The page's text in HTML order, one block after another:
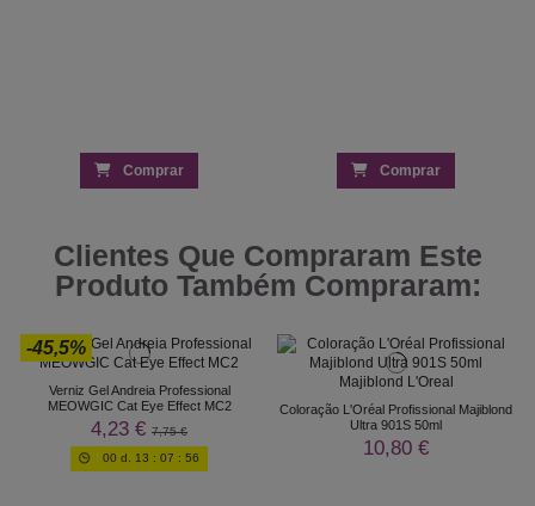
Comprar Comprar
Clientes Que Compraram Este
Produto Também Compraram:
-45,5%
Verniz Gel Andreia Professional
MEOWGIC Cat Eye Effect MC2
4,23 € 7,75 €
00 d. 13 : 07 : 56
Coloração L'Oréal Profissional Majiblond
Ultra 901S 50ml
10,80 €